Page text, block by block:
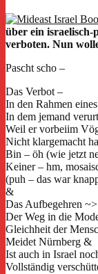
über ein israelisch-
verboten. Nun
Pascht scho –
Das Verbot –
In den Rahmen
In dem jemand
Weil er vorbeiim
Nicht klargemacht
Bin – öh (wie jetzt
Keiner – hm,
(puh – das war
&
Das Aufbegehren ~>
Der Weg in die
Gleichheit der
Meidet Nürnberg &
Ist auch in Israel
Vollständig